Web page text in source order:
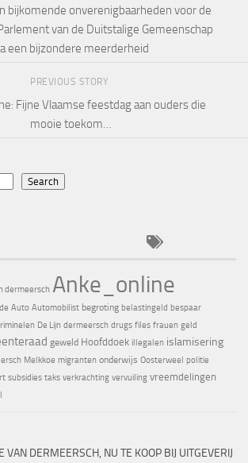
bijkomende onverenigbaarheden voor de
van de Duitstalige Gemeenschap
een bijzondere meerderheid
PREVIOUS STORY
Fijne Vlaamse feestdag aan ouders die
mooie toekom…
Search
dermeersch Anke_online
Auto Automobilist begroting belastingeld bespaar
De Lijn dermeersch drugs files frauen geld
geweld Hoofddoek illegalen islamisering
Melkkoe migranten onderwijs Oosterweel politie
subsidies taks verkrachting vervuiling vreemdelingen
VAN DERMEERSCH, NU TE KOOP BIJ UITGEVERIJ